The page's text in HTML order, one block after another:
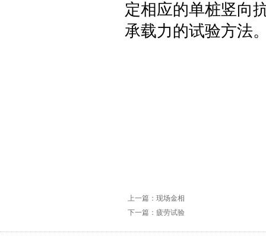
定相应的单桩竖向
承载力的试验方法
上一篇：现场金相
下一篇：疲劳试验